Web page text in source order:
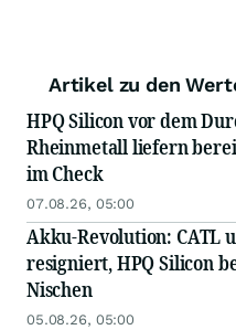
Artikel zu den
HPQ Silicon vor dem
Rheinmetall liefern
im Check
07.08.26, 05:00
Akku-Revolution: CATL
resigniert, HPQ Silicon
Nischen
05.08.26, 05:00